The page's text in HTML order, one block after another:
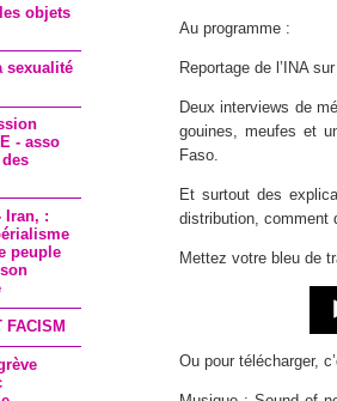
objets
sexualité
- asso
Iran, :
peuple
FACISM
Au programme :
Reportage de l’INA
Deux interviews de
gouines, meufes et
Faso.
Et surtout des
distribution, comment
Mettez votre bleu de
Ou pour télécharger,